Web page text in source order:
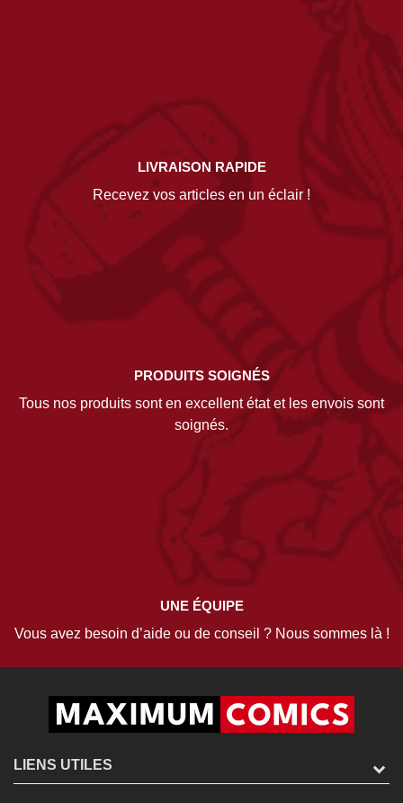
LIVRAISON RAPIDE
Recevez vos articles en un éclair !
PRODUITS SOIGNÉS
Tous nos produits sont en excellent état et les envois sont
soignés.
UNE ÉQUIPE
Vous avez besoin d’aide ou de conseil ? Nous sommes là !
LIENS UTILES